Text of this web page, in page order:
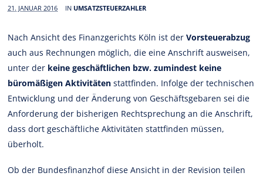
21. JANUAR 2016 IN UMSATZSTEUERZAHLER
Nach Ansicht des Finanzgerichts Köln ist derVorsteuerabzug
auch aus Rechnungen möglich, die eine Anschrift ausweisen,
unter der keine geschäftlichen bzw. zumindest keine
büromäßigen Aktivitäten stattfinden. Infolge der technischen
Entwicklung und der Änderung von Geschäftsgebaren sei die
Anforderung der bisherigen Rechtsprechung an die Anschrift,
dass dort geschäftliche Aktivitäten stattfinden müssen,
überholt.
Ob der Bundesfinanzhof diese Ansicht in der Revision teilen